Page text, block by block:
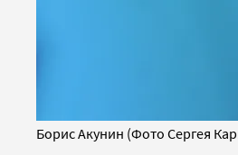
Борис Акунин (Фото Сергея